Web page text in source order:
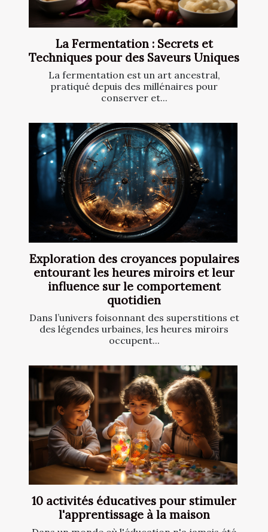
La Fermentation : Secrets et
Techniques pour des Saveurs Uniques
La fermentation est un art ancestral,
pratiqué depuis des millénaires pour
conserver et...
Exploration des croyances populaires
entourant les heures miroirs et leur
influence sur le comportement
quotidien
Dans l’univers foisonnant des superstitions et
des légendes urbaines, les heures miroirs
occupent...
10 activités éducatives pour stimuler
l'apprentissage à la maison